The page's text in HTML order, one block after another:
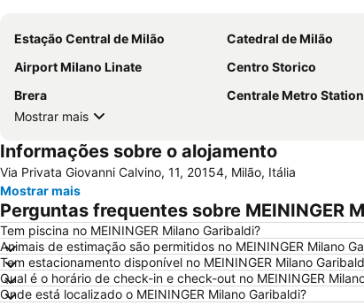
Estação Central de Milão Catedral de Milão
Airport Milano Linate
Centro Storico
Brera
Centrale Metro Station
Mostrar mais
Informações sobre o alojamento
Via Privata Giovanni Calvino, 11, 20154, Milão, Itália
Mostrar mais
Perguntas frequentes sobre MEININGER
Tem piscina no MEININGER Milano Garibaldi?
Animais de estimação são permitidos no MEININGER Milano
Tem estacionamento disponível no MEININGER Milano
Qual é o horário de check-in e check-out no MEININGER
Onde está localizado o MEININGER Milano Garibaldi?